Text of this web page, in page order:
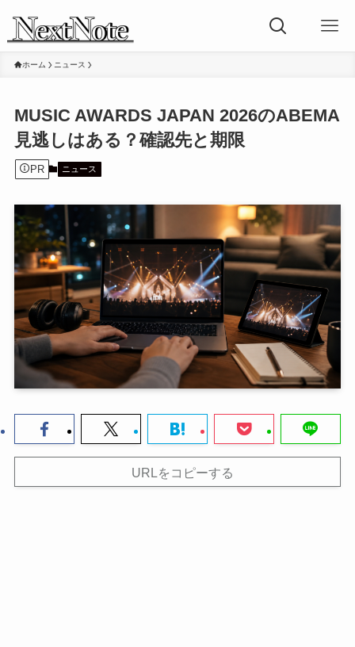
ホーム ニュース
MUSIC AWARDS JAPAN 2026のABEMA
見逃しはある？確認先と期限
PR ニュース
URLをコピーする